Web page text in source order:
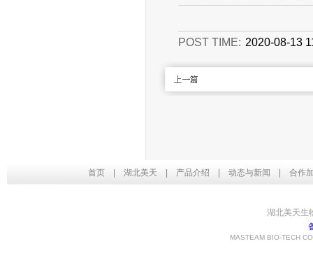
POST TIME: 2020-08-13
首页 湖北美天 产品介绍 动态与新闻 合作
湖北美天生
MASTEAM BIO-TECH